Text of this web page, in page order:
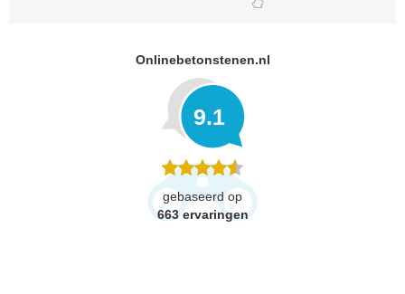
Onlinebetonstenen.nl
9.1
gebaseerd op
663 ervaringen